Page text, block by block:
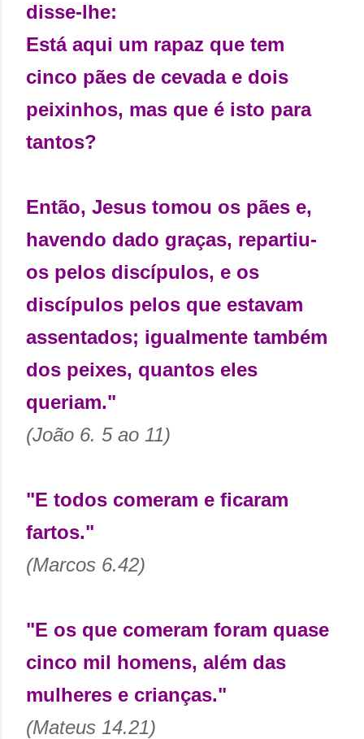
disse-lhe:
Está aqui um rapaz que tem
cinco pães de cevada e dois
peixinhos, mas que é isto para
tantos?
Então, Jesus tomou os pães e,
havendo dado graças, repartiu-
os pelos discípulos, e os
discípulos pelos que estavam
assentados; igualmente também
dos peixes, quantos eles
queriam."
(João 6. 5 ao 11)
"E todos comeram e ficaram
fartos."
(Marcos 6.42)
"E os que comeram foram quase
cinco mil homens, além das
mulheres e crianças."
(Mateus 14.21)